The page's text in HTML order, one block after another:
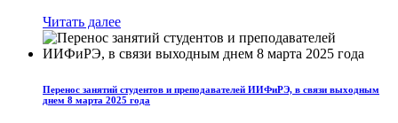
Читать далее
Перенос занятий студентов и преподавателей ИИФиРЭ, в связи выходным
днем 8 марта 2025 года